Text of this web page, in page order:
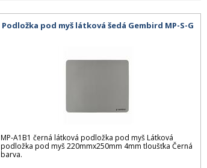
Podložka pod myš látková šedá Gembird MP-S-G
MP-A1B1 černá látková podložka pod myš Látková
podložka pod myš 220mmx250mm 4mm tloušťka Černá
barva.